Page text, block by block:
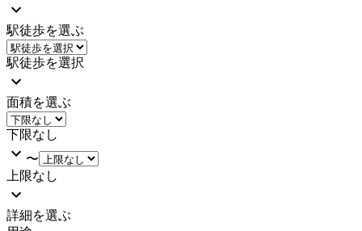
駅徒歩を選ぶ
駅徒歩を選択
面積を選ぶ
下限なし
〜
上限なし
詳細を選ぶ